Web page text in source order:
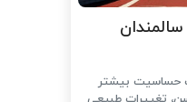
حساسیت بیشتر